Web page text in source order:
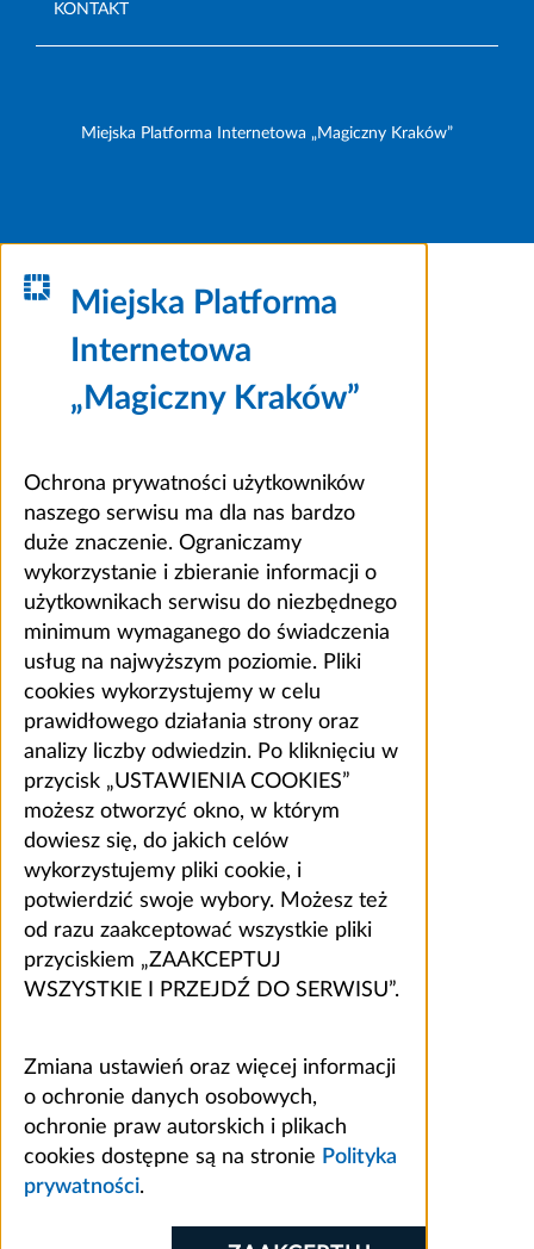
KONTAKT
Miejska Platforma Internetowa „Magiczny Kraków”
Miejska Platforma
Internetowa
„Magiczny Kraków”
Ochrona prywatności użytkowników
naszego serwisu ma dla nas bardzo
duże znaczenie. Ograniczamy
wykorzystanie i zbieranie informacji o
użytkownikach serwisu do niezbędnego
minimum wymaganego do świadczenia
usług na najwyższym poziomie. Pliki
cookies wykorzystujemy w celu
prawidłowego działania strony oraz
analizy liczby odwiedzin. Po kliknięciu w
przycisk „USTAWIENIA COOKIES”
możesz otworzyć okno, w którym
dowiesz się, do jakich celów
wykorzystujemy pliki cookie, i
potwierdzić swoje wybory. Możesz też
od razu zaakceptować wszystkie pliki
przyciskiem „ZAAKCEPTUJ
WSZYSTKIE I PRZEJDŹ DO SERWISU”.
Zmiana ustawień oraz więcej informacji
o ochronie danych osobowych,
ochronie praw autorskich i plikach
cookies dostępne są na stronie Polityka
prywatności.